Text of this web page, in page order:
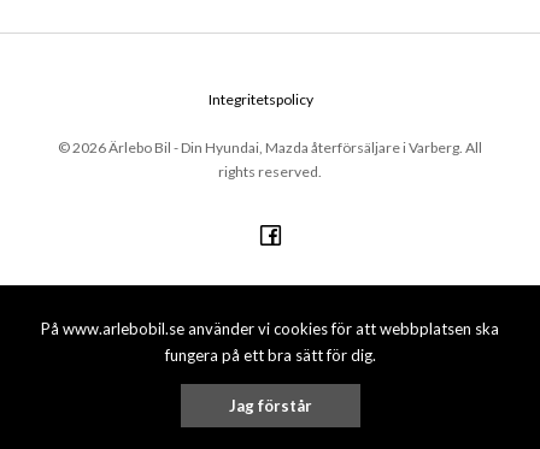
På www.arlebobil.se använder vi cookies för att webbplatsen ska
fungera på ett bra sätt för dig.
Jag förstår
© 2026 Ärlebo Bil - Din Hyundai, Mazda återförsäljare i Varberg. All
rights reserved.
Integritetspolicy